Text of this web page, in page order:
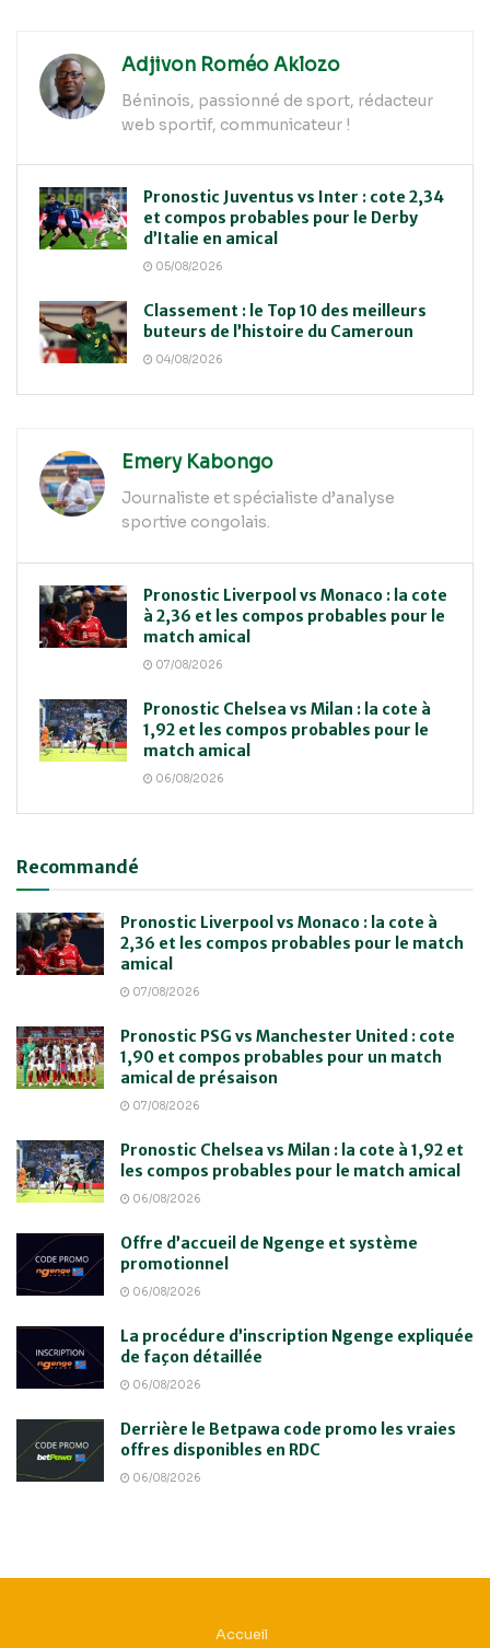
Adjivon Roméo Aklozo
Béninois, passionné de sport, rédacteur
web sportif, communicateur !
Pronostic Juventus vs Inter : cote 2,34
et compos probables pour le Derby
d’Italie en amical
05/08/2026
Classement : le Top 10 des meilleurs
buteurs de l’histoire du Cameroun
04/08/2026
Emery Kabongo
Journaliste et spécialiste d’analyse
sportive congolais.
Pronostic Liverpool vs Monaco : la cote
à 2,36 et les compos probables pour le
match amical
07/08/2026
Pronostic Chelsea vs Milan : la cote à
1,92 et les compos probables pour le
match amical
06/08/2026
Recommandé
Pronostic Liverpool vs Monaco : la cote à
2,36 et les compos probables pour le match
amical
07/08/2026
Pronostic PSG vs Manchester United : cote
1,90 et compos probables pour un match
amical de présaison
07/08/2026
Pronostic Chelsea vs Milan : la cote à 1,92 et
les compos probables pour le match amical
06/08/2026
Offre d’accueil de Ngenge et système
promotionnel
06/08/2026
La procédure d’inscription Ngenge expliquée
de façon détaillée
06/08/2026
Derrière le Betpawa code promo les vraies
offres disponibles en RDC
06/08/2026
Accueil